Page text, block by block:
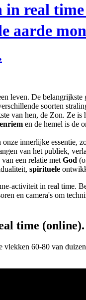
in real
aarde
leven. De
soorten
van hen, de Zon. Ze is
en de hemel is de
innerlijke essentie,
van het publiek,
een relatie met God
spirituele
activiteit in real time.
en camera's om
time (online).
vlekken 60-80 van